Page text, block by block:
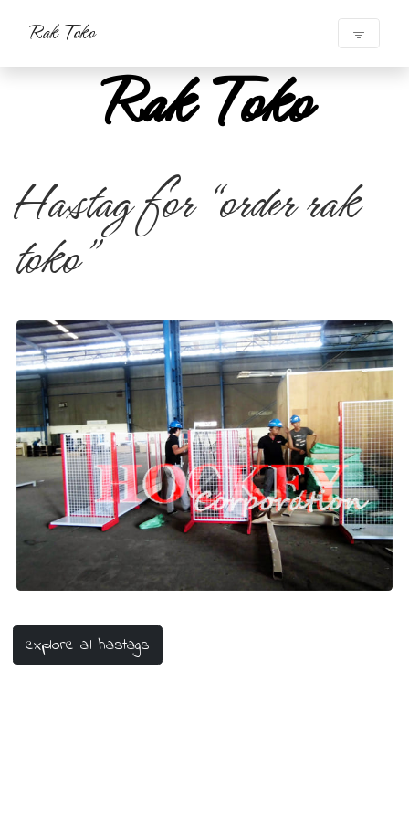
Rak Toko
Rak Toko
Hastag for “order rak
toko”
Order Rak Toko
#order rak toko #pesan rak toko #beli rak toko #jual rak toko
explore all hastags